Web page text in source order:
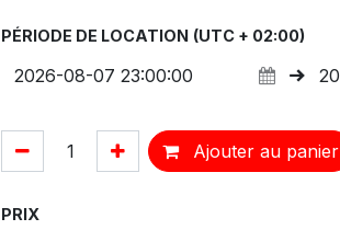
PÉRIODE DE LOCATION (UTC + 02:00)
Ajouter au panier
PRIX